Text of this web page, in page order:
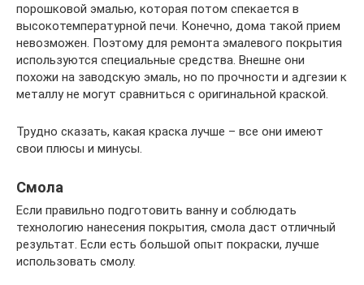
порошковой эмалью, которая потом спекается в
высокотемпературной печи. Конечно, дома такой прием
невозможен. Поэтому для ремонта эмалевого покрытия
используются специальные средства. Внешне они
похожи на заводскую эмаль, но по прочности и адгезии к
металлу не могут сравниться с оригинальной краской.
Трудно сказать, какая краска лучше – все они имеют
свои плюсы и минусы.
Смола
Если правильно подготовить ванну и соблюдать
технологию нанесения покрытия, смола даст отличный
результат. Если есть большой опыт покраски, лучше
использовать смолу.